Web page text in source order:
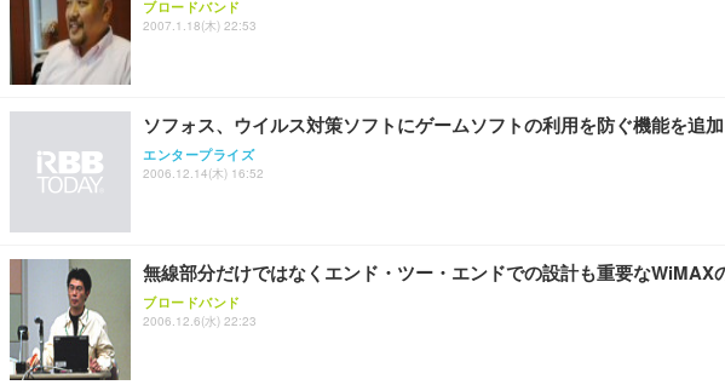
ブロードバンド
2007.1.18(木) 22:53
ソフォス、ウイルス対策ソフトにゲームソフトの利用を防ぐ機能を追加
エンタープライズ
2006.12.14(木) 16:52
無線部分だけではなくエンド・ツー・エンドでの設計も重要なWiMAX
ブロードバンド
2006.12.6(水) 22:23